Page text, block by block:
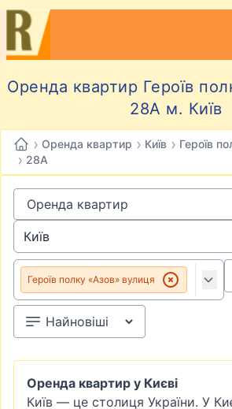
Оренда квартир Героїв
28А м. Київ
› Оренда квартир › Київ › Героїв
› 28А
Героїв полку «Азов» вулиця
Оренда квартир у Києві
Київ — це столиця України. У